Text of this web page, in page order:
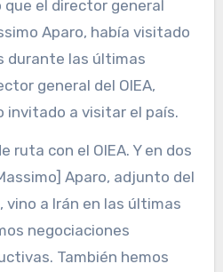
el director general
Aparo, había visitado
durante las últimas
general del OIEA,
invitado a visitar el país.
ruta con el OIEA. Y en dos
Aparo, adjunto del
vino a Irán en las últimas
negociaciones
También hemos